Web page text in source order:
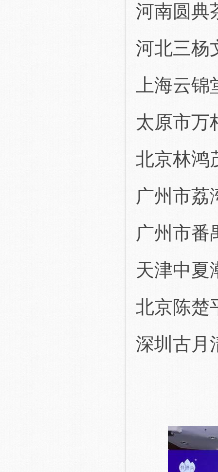
河南圆典
河北三杨
上海云
太原市万
北京林鸿
广州市荔
广州市番
天津中夏
北京陈楚
深圳古月